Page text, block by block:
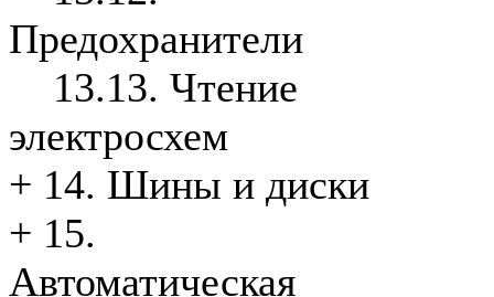
Предохранители
13.13. Чтение
электросхем
+ 14. Шины и диски
+ 15.
Автоматическая